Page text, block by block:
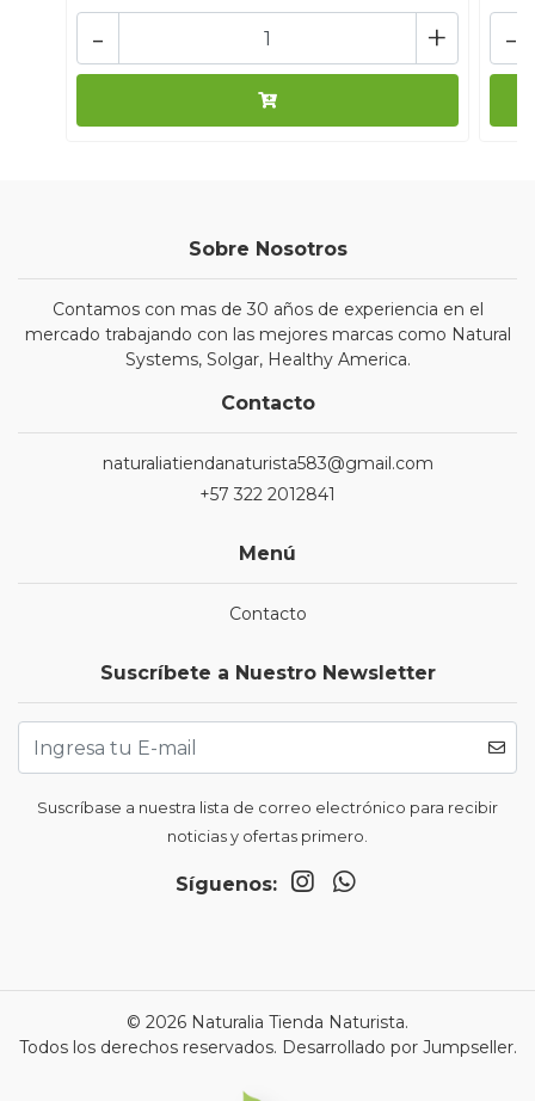
+
- -
Sobre Nosotros
Contamos con mas de 30 años de experiencia en el
mercado trabajando con las mejores marcas como Natural
Systems, Solgar, Healthy America.
Contacto
naturaliatiendanaturista583@gmail.com
+57 322 2012841
Menú
Contacto
Suscríbete a Nuestro Newsletter
Suscríbase a nuestra lista de correo electrónico para recibir
noticias y ofertas primero.
Síguenos:
© 2026 Naturalia Tienda Naturista.
Todos los derechos reservados. Desarrollado por Jumpseller.